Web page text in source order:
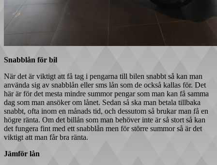
Snabblån för bil
När det är viktigt att få tag i pengarna till bilen snabbt så kan man
använda sig av snabblån eller sms lån som de också kallas för. Det
här är för det mesta mindre summor pengar som man kan få samma
dag som man ansöker om lånet. Sedan så ska man betala tillbaka
snabbt, ofta inom en månads tid, och dessutom så brukar man få en
högre ränta. Om det billån som man behöver inte är så stort så kan
det fungera fint med ett snabblån men för större summor så är det
viktigt att man får bra ränta.
Jämför lån